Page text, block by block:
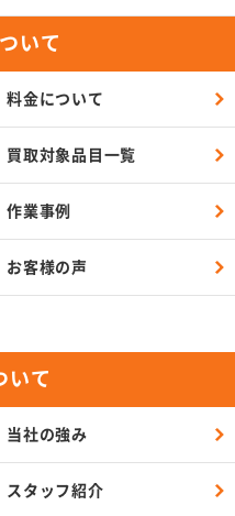
いて
料金について
買取対象品目一覧
作業事例
お客様の声
いて
当社の強み
スタッフ紹介